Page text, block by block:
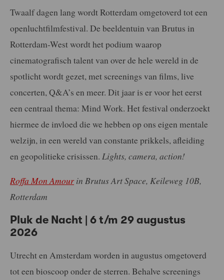
Twaalf dagen lang wordt Rotterdam omgetoverd tot een
openluchtfilmfestival. De beeldentuin van Brutus in
Rotterdam-West wordt het podium waarop
cinematografisch talent van over de hele wereld in de
spotlicht wordt gezet, met screenings van films, live
concerten, Q&A’s en meer. Dit jaar is er voor het eerst
een centraal thema: Mind Work. Het festival onderzoekt
hiermee de invloed die we hebben op ons eigen mentale
welzijn, in een wereld van constante prikkels, afleiding
en geopolitieke crisissen. Lights, camera, action!
Roffa Mon Amour in Brutus Art Space, Keileweg 10B,
Rotterdam
Pluk de Nacht | 6 t/m 29 augustus
2026
Utrecht en Amsterdam worden in augustus omgetoverd
tot een bioscoop onder de sterren. Behalve screenings